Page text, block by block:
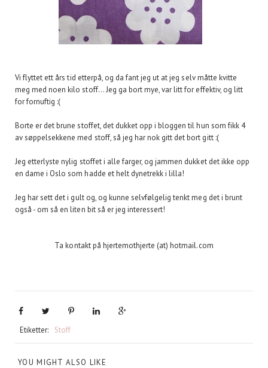
Vi flyttet ett års tid etterpå, og da fant jeg ut at jeg selv måtte kvitte
meg med noen kilo stoff... Jeg ga bort mye, var litt for effektiv, og litt
for fornuftig :(
Borte er det brune stoffet, det dukket opp i bloggen til hun som fikk 4
av søppelsekkene med stoff, så jeg har nok gitt det bort gitt :(
Jeg etterlyste nylig stoffet i alle farger, og jammen dukket det ikke opp
en dame i Oslo som hadde et helt dynetrekk i lilla!
Jeg har sett det i gult og, og kunne selvfølgelig tenkt meg det i brunt
også - om så en liten bit så er jeg interessert!
Ta kontakt på hjertemothjerte (at) hotmail.com
Etiketter: Stoff
YOU MIGHT ALSO LIKE